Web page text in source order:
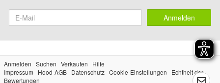
Anmelden
Anmelden Suchen Verkaufen
Hilfe
Impressum
Hood-AGB Datenschutz Cookie-Einstellungen
Echtheit der
Bewertungen